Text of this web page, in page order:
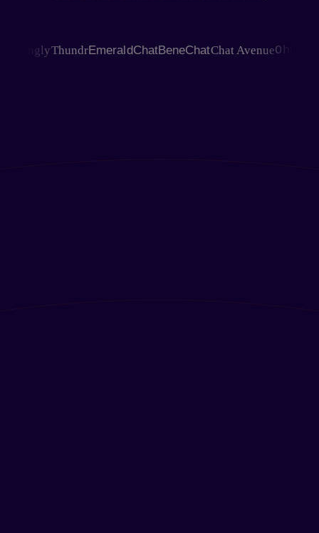
Chat Avenue
BeneChat
EmeraldChat
Thundr
Joingly